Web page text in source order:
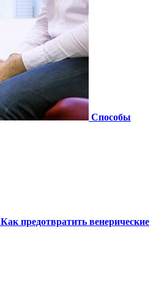
Способы
Как предотвратить венерические